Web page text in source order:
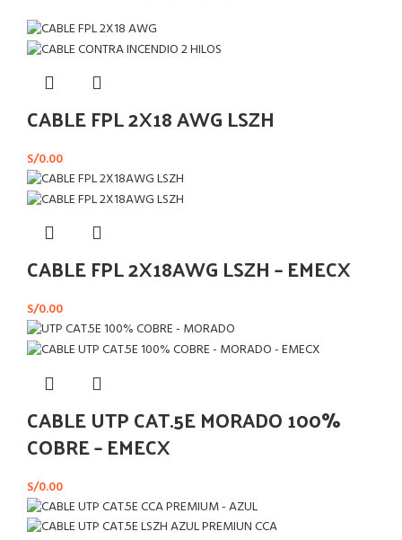
CABLE FPL 2X18 AWG LSZH
S/0.00
CABLE FPL 2X18AWG LSZH – EMECX
S/0.00
CABLE UTP CAT.5E MORADO 100%
COBRE – EMECX
S/0.00